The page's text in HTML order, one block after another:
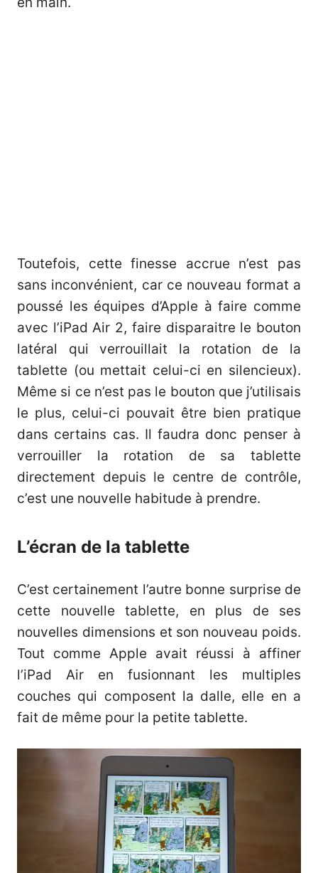
Toutefois, cette finesse accrue n’est pas
sans inconvénient, car ce nouveau format a
poussé les équipes d’Apple à faire comme
avec l’iPad Air 2, faire disparaitre le bouton
latéral qui verrouillait la rotation de la
tablette (ou mettait celui-ci en silencieux).
Même si ce n’est pas le bouton que j’utilisais
le plus, celui-ci pouvait être bien pratique
dans certains cas. Il faudra donc penser à
verrouiller la rotation de sa tablette
directement depuis le centre de contrôle,
c’est une nouvelle habitude à prendre.
L’écran de la tablette
C’est certainement l’autre bonne surprise de
cette nouvelle tablette, en plus de ses
nouvelles dimensions et son nouveau poids.
Tout comme Apple avait réussi à affiner
l’iPad Air en fusionnant les multiples
couches qui composent la dalle, elle en a
fait de même pour la petite tablette.